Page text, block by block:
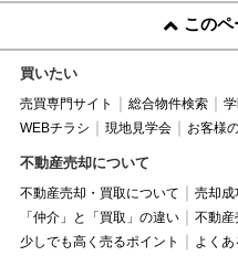
この
買いたい
売買専門サイト 総合物件検索
WEBチラシ
現地見学会 お客様
不動産売却について
不動産売却・買取について 売却成
「仲介」と「買取」の違い
不動産
少しでも高く売るポイント
よく